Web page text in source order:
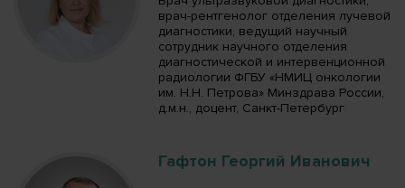
врач-рентгенолог отделения лучевой
диагностики, ведущий научный
сотрудник научного отделения
диагностической и интервенционной
радиологии ФГБУ «НМИЦ онкологии
им. Н.Н. Петрова» Минздрава России,
д.м.н., доцент, Санкт-Петербург
Гафтон Георгий Иванович